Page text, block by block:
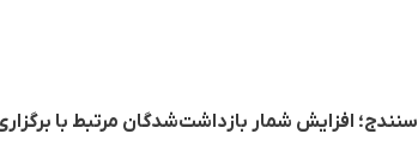
سنندج؛ افزایش شمار بازداشت‌شدگان مرتبط با